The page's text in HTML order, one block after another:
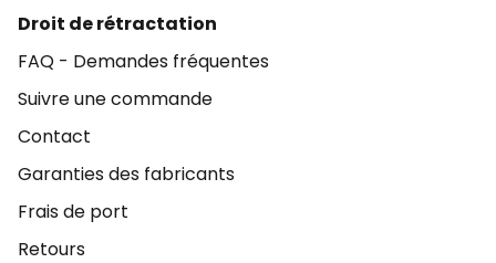
Droit de rétractation
FAQ - Demandes fréquentes
Suivre une commande
Contact
Garanties des fabricants
Frais de port
Retours